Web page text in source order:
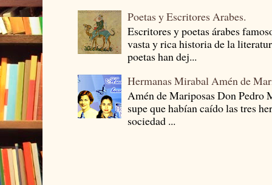
Poetas y Escritores Arabes.
Escritores y poetas árabes
vasta y rica historia de la
poetas han dej...
Hermanas Mirabal Amén de
Amén de Mariposas Don
supe que habían caído las tres
sociedad ...